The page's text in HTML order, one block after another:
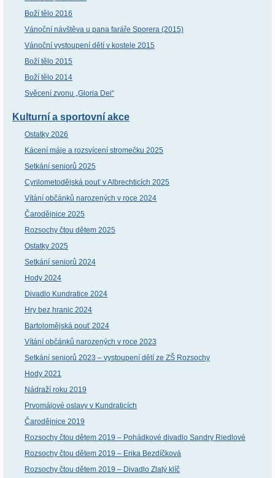
Boží tělo 2016
Vánoční návštěva u pana faráře Sporera (2015)
Vánoční vystoupení dětí v kostele 2015
Boží tělo 2015
Boží tělo 2014
Svěcení zvonu „Gloria Dei“
Kulturní a sportovní akce
Ostatky 2026
Kácení máje a rozsvícení stromečku 2025
Setkání seniorů 2025
Cyrilometodějská pouť v Albrechticích 2025
Vítání občánků narozených v roce 2024
Čarodějnice 2025
Rozsochy čtou dětem 2025
Ostatky 2025
Setkání seniorů 2024
Hody 2024
Divadlo Kundratice 2024
Hry bez hranic 2024
Bartolomějská pouť 2024
Vítání občánků narozených v roce 2023
Setkání seniorů 2023 – vystoupení dětí ze ZŠ Rozsochy
Hody 2021
Nádraží roku 2019
Prvomájové oslavy v Kundraticích
Čarodějnice 2019
Rozsochy čtou dětem 2019 – Pohádkové divadlo Sandry Riedlové
Rozsochy čtou dětem 2019 – Erika Bezdíčková
Rozsochy čtou dětem 2019 – Divadlo Zlatý klíč